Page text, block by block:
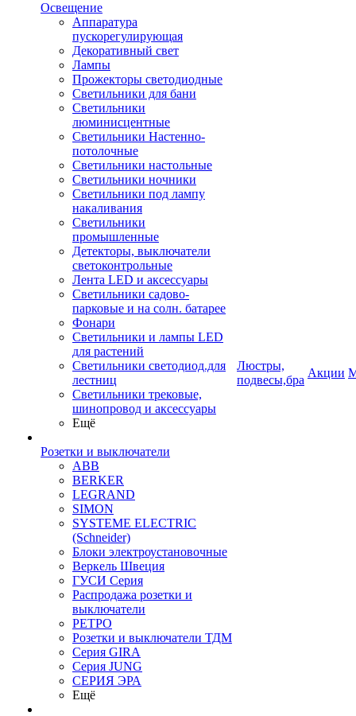
Освещение
Аппаратура
пускорегулирующая
Декоративный свет
Лампы
Прожекторы светодиодные
Светильники для бани
Светильники
люминисцентные
Светильники Настенно-
потолочные
Светильники настольные
Светильники ночники
Светильники под лампу
накаливания
Светильники
промышленные
Детекторы, выключатели
светоконтрольные
Лента LED и аксессуары
Светильники садово-
парковые и на солн. батарее
Фонари
Светильники и лампы LED
для растений
Светильники светодиод.для
лестниц
Светильники трековые,
шинопровод и аксессуары
Ещё
Розетки и выключатели
ABB
BERKER
LEGRAND
SIMON
SYSTEME ELECTRIC
(Schneider)
Блоки электроустановочные
Веркель Швеция
ГУСИ Серия
Распродажа розетки и
выключатели
РЕТРО
Розетки и выключатели ТДМ
Серия GIRA
Серия JUNG
СЕРИЯ ЭРА
Ещё
Люстры,
подвесы,бра
Акции